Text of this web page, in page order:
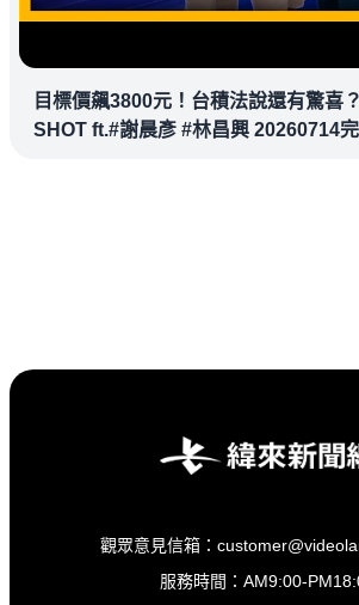
目標價飆3800元！台積法說還有驚喜
SHOT ft.#謝晨彥 #林昌興 20260714
觀眾意見信箱：
服務時間：AM9:00-